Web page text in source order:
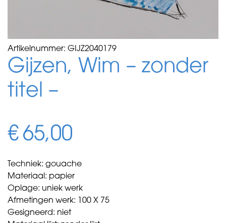
Artikelnummer: GIJZ2040179
Gijzen, Wim – zonder
titel –
€ 65,00
Techniek: gouache
Materiaal: papier
Oplage: uniek werk
Afmetingen werk: 100 X 75
Gesigneerd: niet